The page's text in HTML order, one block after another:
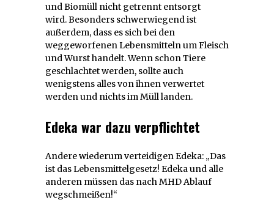
und Biomüll nicht getrennt entsorgt
wird. Besonders schwerwiegend ist
außerdem, dass es sich bei den
weggeworfenen Lebensmitteln um Fleisch
und Wurst handelt. Wenn schon Tiere
geschlachtet werden, sollte auch
wenigstens alles von ihnen verwertet
werden und nichts im Müll landen.
Edeka war dazu verpflichtet
Andere wiederum verteidigen Edeka: „Das
ist das Lebensmittelgesetz! Edeka und alle
anderen müssen das nach MHD Ablauf
wegschmeißen!“